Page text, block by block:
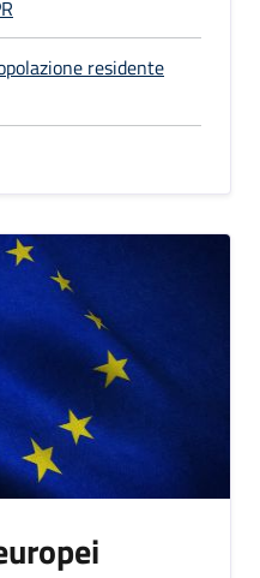
residente